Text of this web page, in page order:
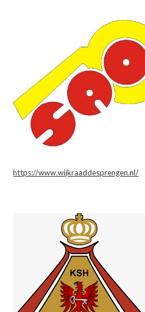
https://www.wijkraaddesprengen.nl/